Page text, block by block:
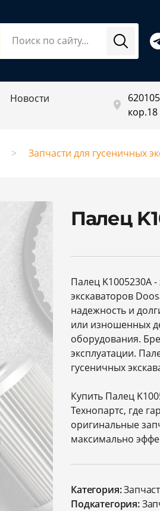
Новости
кор.18
Запчасти для гусеничных
Палец
Палец K1005230A
экскаваторов
надежность и
или изношенных
оборудования.
эксплуатации.
гусеничных
Купить Палец
Технопартс, где
оригинальные
максимально
Категория:
Подкатегория: